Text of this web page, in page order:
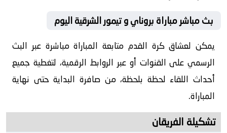
بث مباشر مباراة بروناي و تيمور الشرقية اليوم
يمكن لعشاق كرة القدم متابعة المباراة مباشرة عبر البث
الرسمي على القنوات أو عبر الروابط الرقمية، لتغطية جميع
أحداث اللقاء لحظة بلحظة، من صافرة البداية حتى نهاية
المباراة.
تشكيلة الفريقان